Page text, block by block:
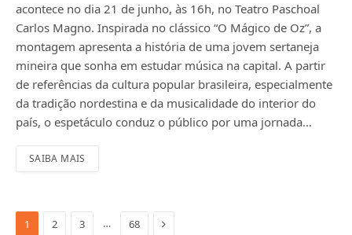
acontece no dia 21 de junho, às 16h, no Teatro Paschoal
Carlos Magno. Inspirada no clássico “O Mágico de Oz”, a
montagem apresenta a história de uma jovem sertaneja
mineira que sonha em estudar música na capital. A partir
de referências da cultura popular brasileira, especialmente
da tradição nordestina e da musicalidade do interior do
país, o espetáculo conduz o público por uma jornada…
SAIBA MAIS
1 2 3 … 68 Next